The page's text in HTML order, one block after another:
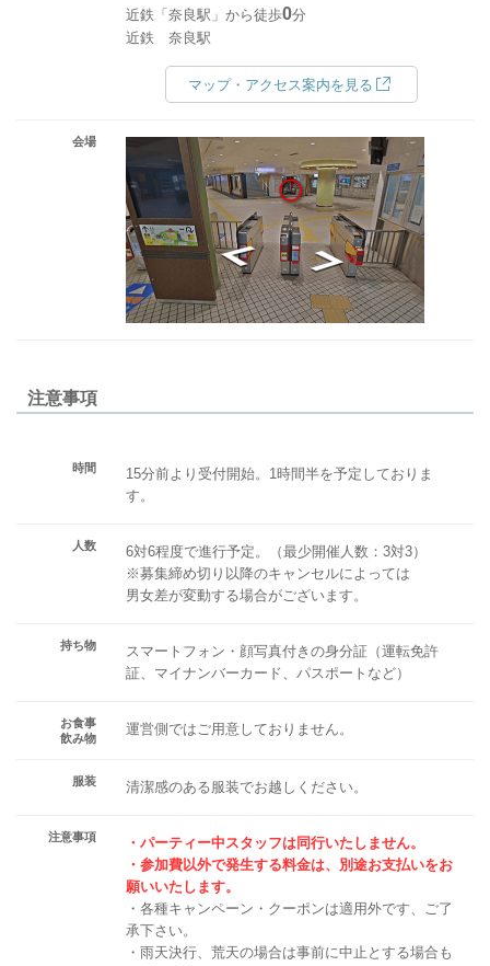
近鉄「奈良駅」から徒歩0分
近鉄 奈良駅
マップ・アクセス案内を見る
会場
注意事項
時間
15分前より受付開始。1時間半を予定しておりま
す。
人数
6対6程度で進行予定。（最少開催人数：3対3）
※募集締め切り以降のキャンセルによっては
男女差が変動する場合がございます。
持ち物
スマートフォン・顔写真付きの身分証（運転免許
証、マイナンバーカード、パスポートなど）
お食事
飲み物
運営側ではご用意しておりません。
服装 清潔感のある服装でお越しください。
注意事項
・パーティー中スタッフは同行いたしません。
・参加費以外で発生する料金は、別途お支払いをお
願いいたします。
・各種キャンペーン・クーポンは適用外です、ご了
承下さい。
・雨天決行、荒天の場合は事前に中止とする場合も